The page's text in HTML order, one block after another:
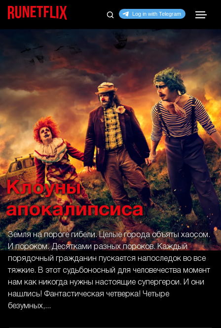
Клоуны
апокалипсиса
Земля на пороге гибели. Целые города объяты хаосом.
И пороком. Десятками разных пороков. Каждый
порядочный гражданин пускается напоследок во все
тяжкие. В этот судьбоносный для человечества момент
нам как никогда нужны настоящие супергерои. И они
нашлись! Фантастическая четверка! Четыре
безумных,...